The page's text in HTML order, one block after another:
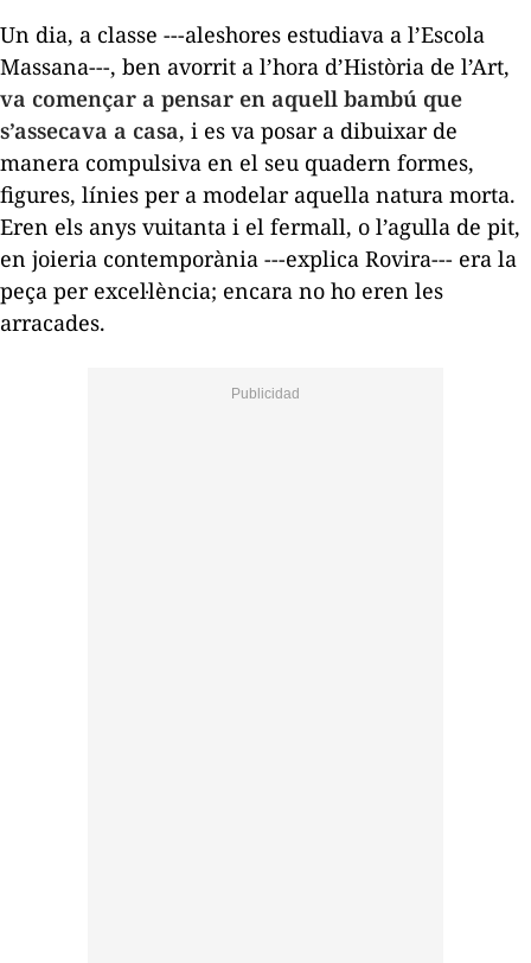
Un dia, a classe ---aleshores estudiava a l’Escola
Massana---, ben avorrit a l’hora d’Història de l’Art,
va començar a pensar en aquell bambú que
s’assecava a casa, i es va posar a dibuixar de
manera compulsiva en el seu quadern formes,
figures, línies per a modelar aquella natura morta.
Eren els anys vuitanta i el fermall, o l’agulla de pit,
en joieria contemporània ---explica Rovira--- era la
peça per excel·lència; encara no ho eren les
arracades.